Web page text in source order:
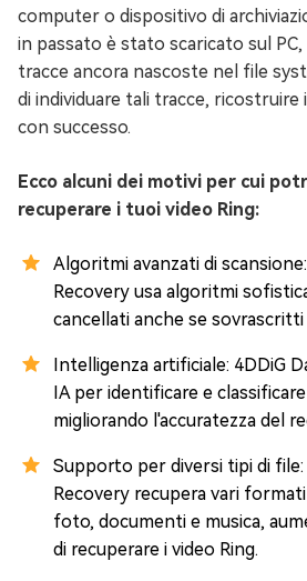
computer o dispositivo di
in passato è stato scaricato sul
tracce ancora nascoste nel file
di individuare tali tracce,
con successo.
Ecco alcuni dei motivi per cui
recuperare i tuoi video Ring:
Algoritmi avanzati di
Recovery usa algoritmi
cancellati anche se sovrascritti
Intelligenza artificiale: 4DDiG
IA per identificare e
migliorando l'accuratezza del
Supporto per diversi tipi di file:
Recovery recupera vari
foto, documenti e musica,
di recuperare i video Ring.